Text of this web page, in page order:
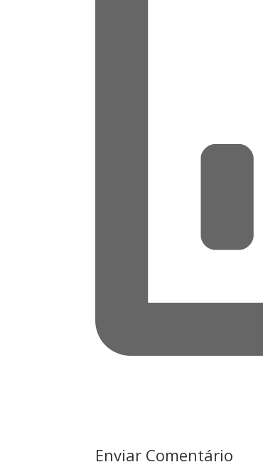
Enviar Comentário